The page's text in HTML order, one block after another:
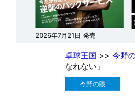
2026年7月21日 発売
卓球王国 >> 今野
なれない」
今野の眼